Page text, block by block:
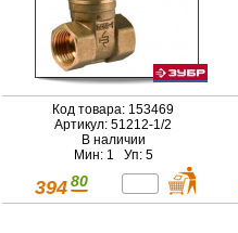
Код товара: 153469
Артикул: 51212-1/2
В наличии
Мин: 1 Уп: 5
394 80